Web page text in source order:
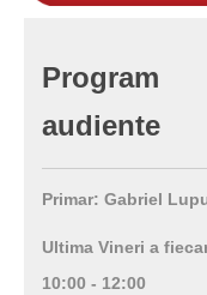
Program
audiente
Primar: Gabriel
Ultima Vineri a
10:00 - 12:00